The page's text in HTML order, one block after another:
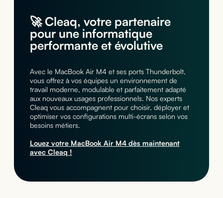
🚀 Cleaq, votre partenaire
pour une informatique
performante et évolutive
Avec le MacBook Air M4 et ses ports Thunderbolt,
vous offrez à vos équipes un environnement de
travail moderne, modulable et parfaitement adapté
aux nouveaux usages professionnels. Nos experts
Cleaq vous accompagnent pour choisir, déployer et
optimiser vos configurations multi-écrans selon vos
besoins métiers.
Louez votre MacBook Air M4 dès maintenant
avec Cleaq !